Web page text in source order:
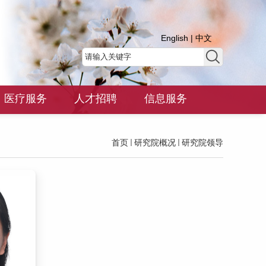
English | 中文
医疗服务 人才招聘 信息服务
首页 研究院概况 研究院领导